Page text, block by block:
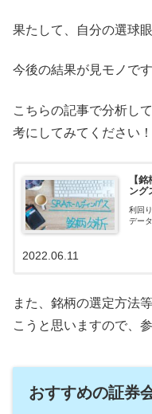
果たして、自分の選球
今後の結果が見モノです
こちらの記事で分析し
考にしてみてください！
【
ング
利回
デー
2022.06.11
また、銘柄の選定方法
こうと思いますので、
おすすめの証券